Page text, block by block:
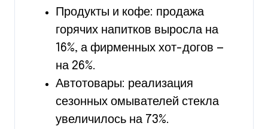
Продукты и кофе: продажа
горячих напитков выросла на
16%, а фирменных хот-догов —
на 26%.
Автотовары: реализация
сезонных омывателей стекла
увеличилось на 73%.